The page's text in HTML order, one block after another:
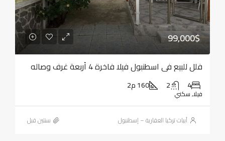
99,000$
فلل للبيع في اسطنبول فيلا فاخرة 4 أربعة غرف وصاله
4
2 160 م2
فيلا, سكني
أبيات تركيا العقارية – إسطنبول ‏سنتين قبل